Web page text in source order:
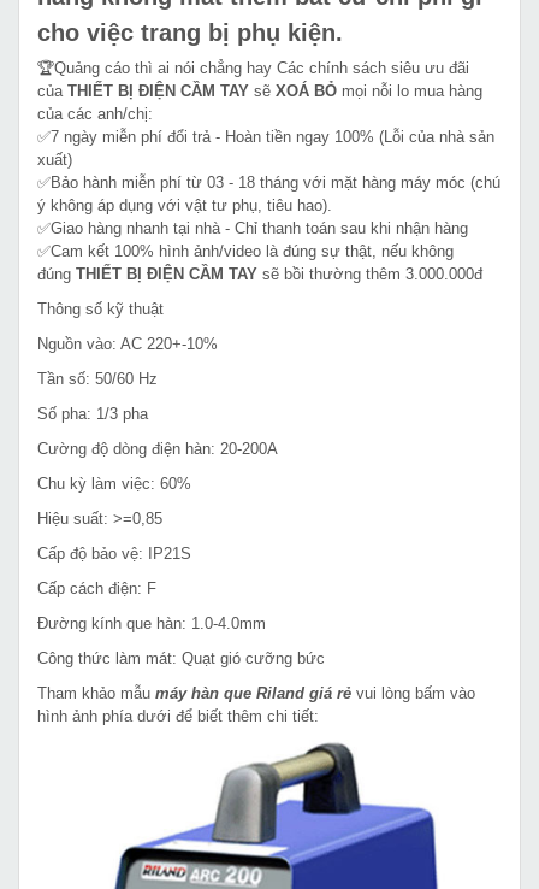
cho việc trang bị phụ kiện.
🏆Quảng cáo thì ai nói chẳng hay Các chính sách siêu ưu đãi
của THIẾT BỊ ĐIỆN CẦM TAY sẽ XOÁ BỎ mọi nỗi lo mua hàng
của các anh/chị:
✅7 ngày miễn phí đổi trả - Hoàn tiền ngay 100% (Lỗi của nhà sản
xuất)
✅Bảo hành miễn phí từ 03 - 18 tháng với mặt hàng máy móc (chú
ý không áp dụng với vật tư phụ, tiêu hao).
✅Giao hàng nhanh tại nhà - Chỉ thanh toán sau khi nhận hàng
✅Cam kết 100% hình ảnh/video là đúng sự thật, nếu không
đúng THIẾT BỊ ĐIỆN CẦM TAY sẽ bồi thường thêm 3.000.000đ
Thông số kỹ thuật
Nguồn vào: AC 220+-10%
Tần số: 50/60 Hz
Số pha: 1/3 pha
Cường độ dòng điện hàn: 20-200A
Chu kỳ làm việc: 60%
Hiệu suất: >=0,85
Cấp độ bảo vệ: IP21S
Cấp cách điện: F
Đường kính que hàn: 1.0-4.0mm
Công thức làm mát: Quạt gió cưỡng bức
Tham khảo mẫu máy hàn que Riland giá rẻ vui lòng bấm vào
hình ảnh phía dưới để biết thêm chi tiết: